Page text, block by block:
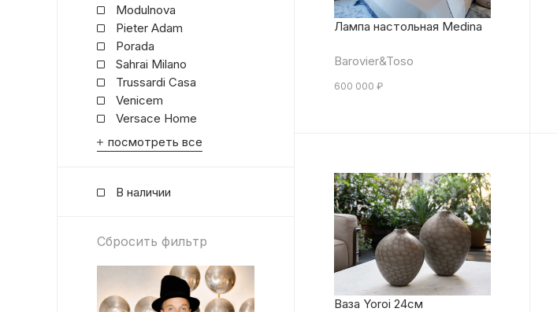
Modulnova
Pieter Adam
Porada
Sahrai Milano
Trussardi Casa
Venicem
Versace Home
посмотреть все
В наличии
Сбросить фильтр
Лампа настольная Medina
Barovier&Toso
600 000 ₽
Ваза Yoroi 24см